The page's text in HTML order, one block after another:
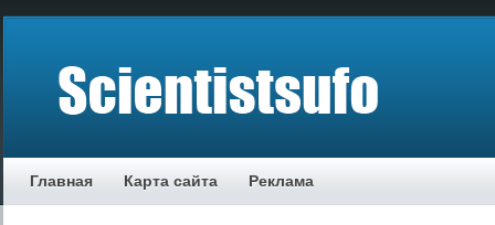
Главная Карта сайта Реклама